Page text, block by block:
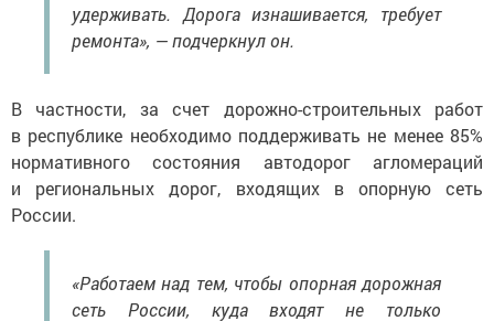
удерживать. Дорога изнашивается, требует
ремонта», — подчеркнул он.
В частности, за счет дорожно-строительных работ
в республике необходимо поддерживать не менее 85%
нормативного состояния автодорог агломераций
и региональных дорог, входящих в опорную сеть
России.
«Работаем над тем, чтобы опорная дорожная
сеть России, куда входят не только